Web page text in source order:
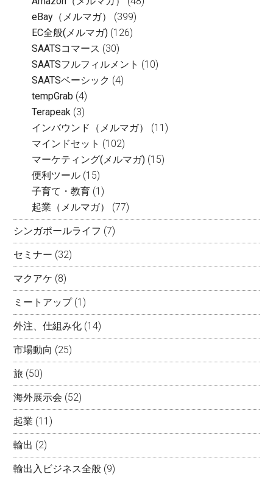
eBay（メルマガ）
(399)
EC全般(メルマガ) (126)
SAATSコマース (30)
SAATSフルフィルメント (10)
SAATSベーシック (4)
tempGrab (4)
Terapeak (3)
インバウンド（メルマガ）
(11)
マインドセット (102)
マーケティング(メルマガ) (15)
便利ツール (15)
子育て・教育 (1)
起業（メルマガ）
(77)
シンガポールライフ (7)
セミナー (32)
マクアケ (8)
ミートアップ(1)
外注、仕組み化 (14)
市場動向 (25)
旅 (50)
海外展示会 (52)
起業 (11)
輸出 (2)
輸出入ビジネス全般 (9)